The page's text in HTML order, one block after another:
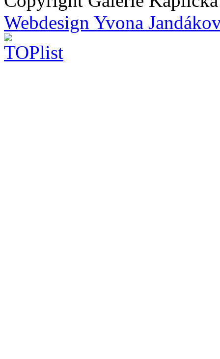
Webdesign Yvona